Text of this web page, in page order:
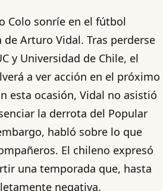
Colo sonríe en el fútbol
Arturo Vidal. Tras perderse
y Universidad de Chile, el
a ver acción en el próximo
esta ocasión, Vidal no asistió
la derrota del Popular
habló sobre lo que
El chileno expresó
una temporada que, hasta
negativa.